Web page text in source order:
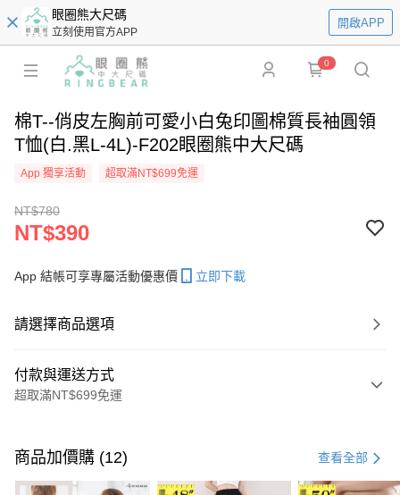
眼圈熊大尺碼
立刻使用官方APP
開啟APP
0
棉T--俏皮左胸前可愛小白兔印圖棉質長袖圓領
T恤(白.黑L-4L)-F202眼圈熊中大尺碼
App 獨享活動 超取滿NT$699免運
NT$780
NT$390
App 結帳可享專屬活動優惠價 立即下載
請選擇商品選項
付款與運送方式
超取滿NT$699免運
信用卡一次付款
超商取貨付款
商品加價購 (12) 查看全部